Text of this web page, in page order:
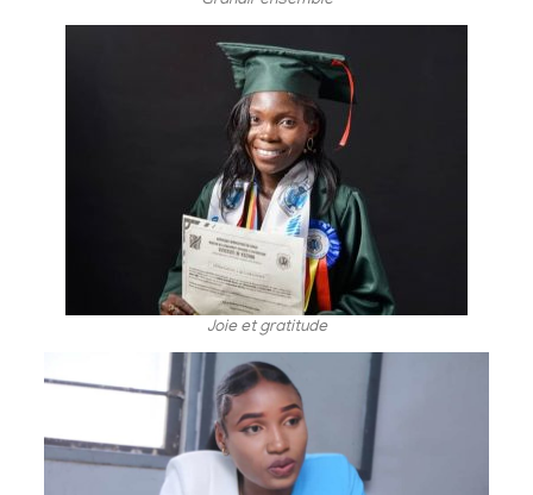
Joie et gratitude